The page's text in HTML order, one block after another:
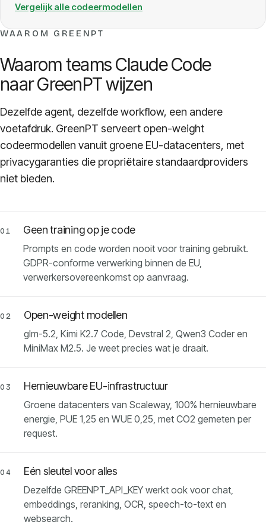
Vergelijk alle codeermodellen
WAAROM GREENPT
Waarom teams Claude Code
naar GreenPT wijzen
Dezelfde agent, dezelfde workflow, een andere
voetafdruk. GreenPT serveert open-weight
codeermodellen vanuit groene EU-datacenters, met
privacygaranties die propriëtaire standaardproviders
niet bieden.
01 Geen training op je code
Prompts en code worden nooit voor training gebruikt.
GDPR-conforme verwerking binnen de EU,
verwerkersovereenkomst op aanvraag.
02 Open-weight modellen
glm-5.2, Kimi K2.7 Code, Devstral 2, Qwen3 Coder en
MiniMax M2.5. Je weet precies wat je draait.
03 Hernieuwbare EU-infrastructuur
Groene datacenters van Scaleway, 100% hernieuwbare
energie, PUE 1,25 en WUE 0,25, met CO2 gemeten per
request.
04 Eén sleutel voor alles
Dezelfde GREENPT_API_KEY werkt ook voor chat,
embeddings, reranking, OCR, speech-to-text en
websearch.